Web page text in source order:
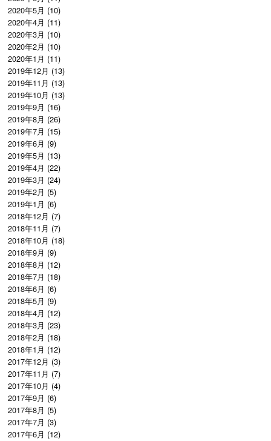
2020年5月 (10)
2020年4月 (11)
2020年3月 (10)
2020年2月 (10)
2020年1月 (11)
2019年12月 (13)
2019年11月 (13)
2019年10月 (13)
2019年9月 (16)
2019年8月 (26)
2019年7月 (15)
2019年6月 (9)
2019年5月 (13)
2019年4月 (22)
2019年3月 (24)
2019年2月 (5)
2019年1月 (6)
2018年12月 (7)
2018年11月 (7)
2018年10月 (18)
2018年9月 (9)
2018年8月 (12)
2018年7月 (18)
2018年6月 (6)
2018年5月 (9)
2018年4月 (12)
2018年3月 (23)
2018年2月 (18)
2018年1月 (12)
2017年12月 (3)
2017年11月 (7)
2017年10月 (4)
2017年9月 (6)
2017年8月 (5)
2017年7月 (3)
2017年6月 (12)